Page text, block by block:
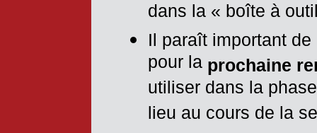
dans la « boîte à
Il paraît important
pour la prochaine
utiliser dans la
lieu au cours de la